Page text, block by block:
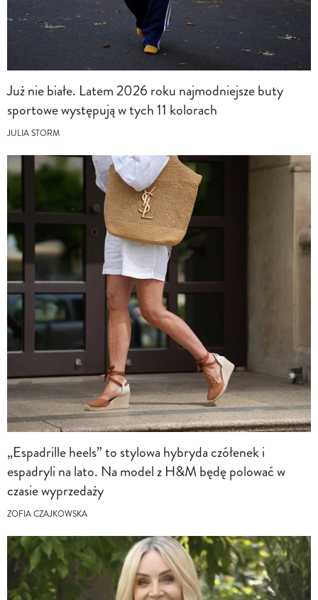
Już nie białe. Latem 2026 roku najmodniejsze buty
sportowe występują w tych 11 kolorach
JULIA STORM
„Espadrille heels” to stylowa hybryda czółenek i
espadryli na lato. Na model z H&M będę polować w
czasie wyprzedaży
ZOFIA CZAJKOWSKA